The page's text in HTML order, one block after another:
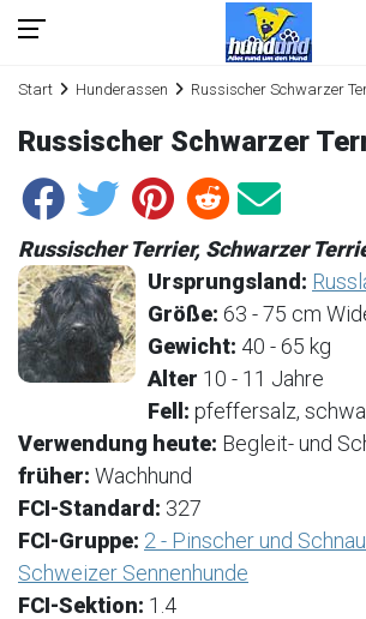
Start Hunderassen Russischer Schwarzer
Russischer Schwarzer
Russischer Terrier, Schwarzer
Ursprungsland:
Größe: 63 - 75 cm
Gewicht: 40 - 65 kg
Alter 10 - 11 Jahre
Fell: pfeffersalz,
Verwendung heute: Begleit- und
früher: Wachhund
FCI-Standard: 327
FCI-Gruppe: 2 - Pinscher und
Schweizer Sennenhunde
FCI-Sektion: 1.4